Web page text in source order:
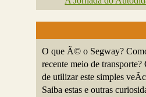
O que Ã© o Segway?
recente meio de transporte?
de utilizar este simples
Saiba estas e outras